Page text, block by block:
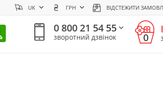
UK ГРН ВІДСТЕЖИТИ
0 800 21 54 55
зворотний дзвінок 0